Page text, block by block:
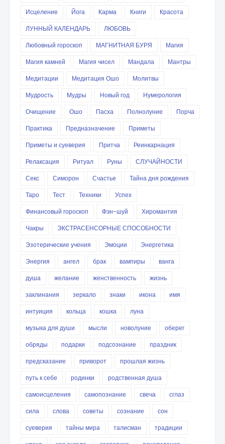
Исцеление
Йога Карма Книги
Красота
ЛУННЫЙ КАЛЕНДАРЬ
ЛЮБОВЬ
Любовный гороскоп
МАГНИТНАЯ БУРЯ
Магия
Магия камней
Магия чисел Мандала
Мантры
Медитации
Медитация Ошо
Молитвы
Мудрость
Мудры Новый год
Нумерология
Очищение
Ошо Пасха Полнолуние
Порча
Практика
Предназначение
Приметы
Приметы и суеверия
Притча
Реинкарнация
Релаксация
Ритуал Руны
СЛУЧАЙНОСТИ
Секс
Симорон Счастье
Тайна дня рождения
Таро
Тест Техники
Успех
Финансовый гороскоп
Фэн-шуй
Хиромантия
Чакры
ЭКСТРАСЕНСОРНЫЕ СПОСОБНОСТИ
Эзотерические учения
Эмоции
Энергетика
Энергия
ангел брак вампиры
ванга
душа
желание женственность
жизнь
заклинания
зеркало знаки икона
имя
интуиция
кольца кошка
луна
музыка для души
мысли новолуние
оберег
обряды
подарки подсознание
праздник
предсказание
приворот
прошлая жизнь
путь к себе
родинки
родственная душа
самоисцеления
самопознание свеча
сглаз
сила
слова советы сознание
сон
суеверия
тайны мира талисман
традиции